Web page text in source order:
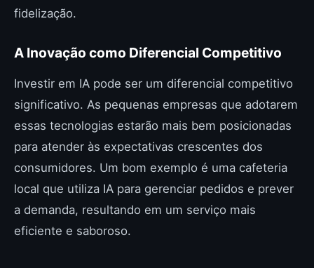
fidelização.
A Inovação como Diferencial Competitivo
Investir em IA pode ser um diferencial competitivo
significativo. As pequenas empresas que adotarem
essas tecnologias estarão mais bem posicionadas
para atender às expectativas crescentes dos
consumidores. Um bom exemplo é uma cafeteria
local que utiliza IA para gerenciar pedidos e prever
a demanda, resultando em um serviço mais
eficiente e saboroso.